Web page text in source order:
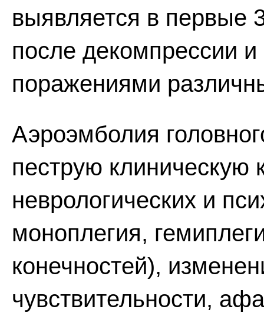
выявляется в первые
после декомпрессии
поражениями
Аэроэмболия
пеструю клиническую
неврологических и
моноплегия,
конечностей),
чувствительности,